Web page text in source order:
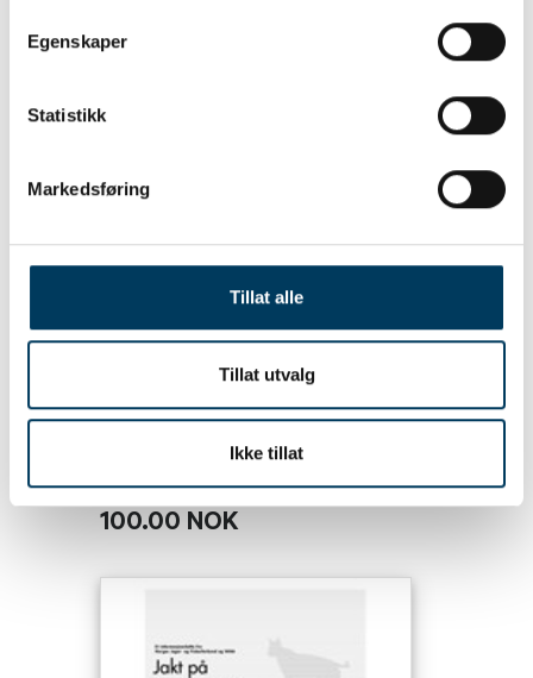
Egenskaper
Statistikk
Markedsføring
Tillat alle
Tillat utvalg
Ikke tillat
100.00 NOK
100.00 NOK